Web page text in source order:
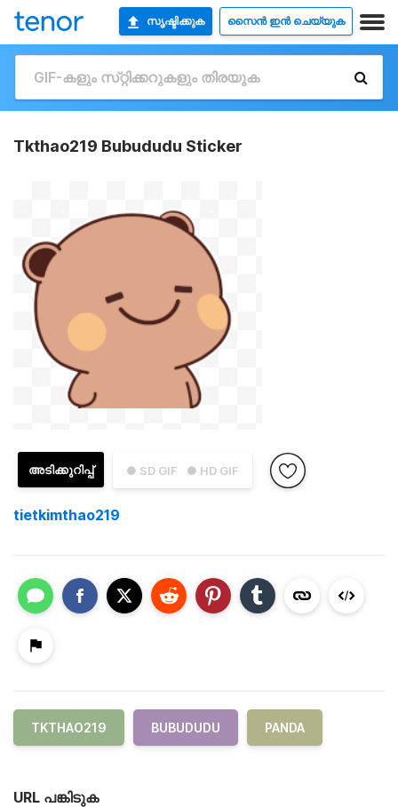
സൃഷ്ടിക്കുക സൈൻ ഇൻ ചെയ്യുക
Tkthao219 Bubududu Sticker
● SD GIF ● HD GIF
അടിക്കുറിപ്പ്
tietkimthao219
TKTHAO219 BUBUDUDU PANDA
URL പങ്കിടുക